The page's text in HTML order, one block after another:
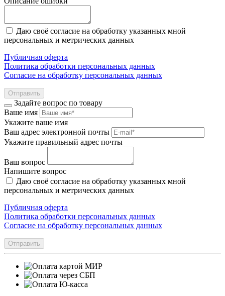
Даю своё согласие на обработку указанных мной
персональных и метрических данных
Публичная оферта
Политика обработки персональных данных
Согласие на обработку персональных данных
Отправить
Задайте вопрос по товару
Ваше имя
Укажите ваше имя
Ваш адрес электронной почты
Укажите правильный адрес почты
Ваш вопрос
Напишите вопрос
Даю своё согласие на обработку указанных мной
персональных и метрических данных
Публичная оферта
Политика обработки персональных данных
Согласие на обработку персональных данных
Отправить